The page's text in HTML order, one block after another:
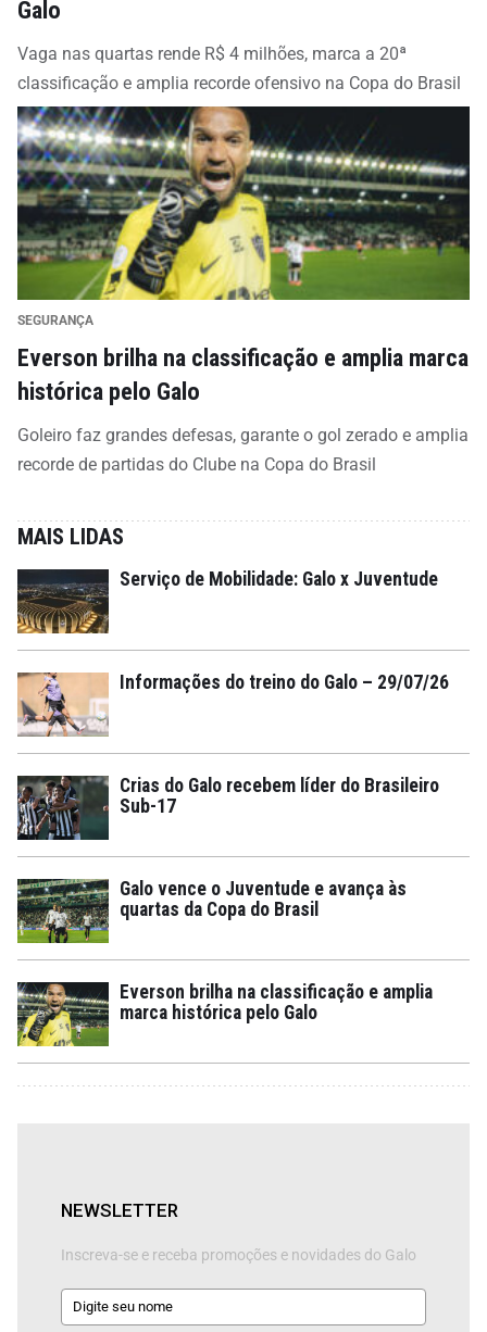
Galo
Vaga nas quartas rende R$ 4 milhões, marca a 20ª
classificação e amplia recorde ofensivo na Copa do Brasil
SEGURANÇA
Everson brilha na classificação e amplia marca
histórica pelo Galo
Goleiro faz grandes defesas, garante o gol zerado e amplia
recorde de partidas do Clube na Copa do Brasil
MAIS LIDAS
Serviço de Mobilidade: Galo x Juventude
Informações do treino do Galo – 29/07/26
Crias do Galo recebem líder do Brasileiro
Sub-17
Galo vence o Juventude e avança às
quartas da Copa do Brasil
Everson brilha na classificação e amplia
marca histórica pelo Galo
NEWSLETTER
Inscreva-se e receba promoções e novidades do Galo